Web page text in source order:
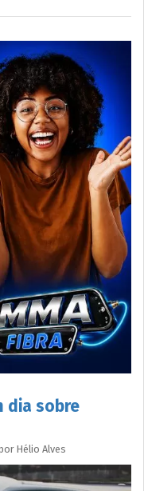
dia sobre
Hélio Alves